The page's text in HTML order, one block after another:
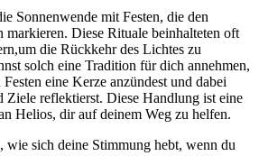
Sonnenwende ⁤mit Festen, die den
markieren. Diese Rituale beinhalteten oft
die Rückkehr des Lichtes zu‍
solch eine ⁣Tradition für dich ⁣annehmen,
eine Kerze anzündest ⁢und dabei
Ziele ‍reflektierst. Diese⁣ Handlung⁣ ist ⁤eine
Helios, dir auf deinem Weg zu helfen.
wie sich deine ‍Stimmung hebt, ‍wenn du‌